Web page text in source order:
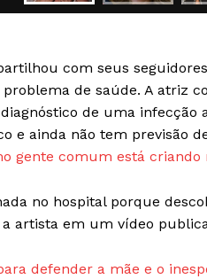
SAIBA MAIS
com seus
de saúde. A atriz
de uma
e ainda não tem previsão
gente comum está
no hospital porque
a artista em um vídeo
defender a mãe e o